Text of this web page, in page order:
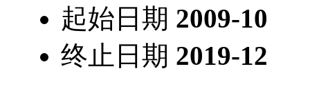
起始日期 2009-10
终止日期 2019-12